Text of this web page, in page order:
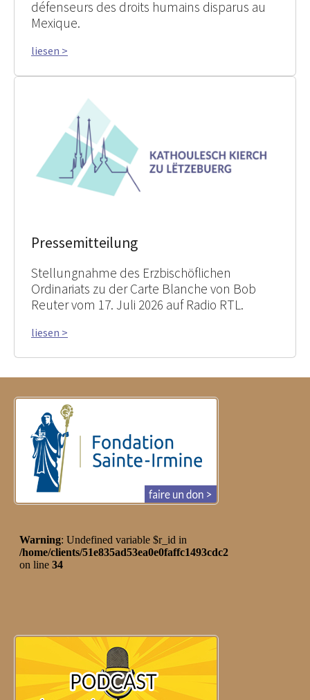
défenseurs des droits humains disparus au
Mexique.
liesen >
Pressemitteilung
Stellungnahme des Erzbischöflichen
Ordinariats zu der Carte Blanche von Bob
Reuter vom 17. Juli 2026 auf Radio RTL.
liesen >